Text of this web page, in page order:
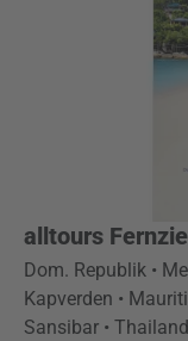
alltours
Dom. Republik •
Kapverden •
Sansibar •